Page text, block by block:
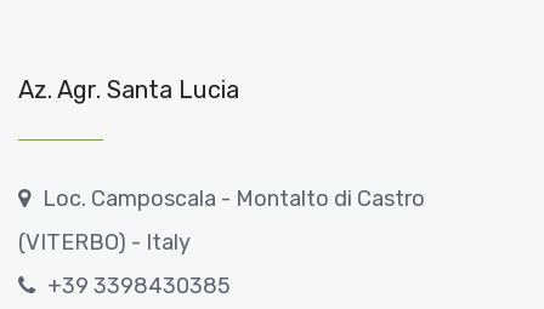
Az. Agr. Santa Lucia
Loc. Camposcala - Montalto di Castro
(VITERBO) - Italy
+39 3398430385